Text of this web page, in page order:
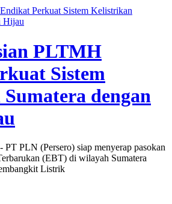
Perkuat Sistem Kelistrikan
Hijau
PLTMH
Sistem
dengan
PLN (Persero) siap menyerap pasokan
(EBT) di wilayah Sumatera
Listrik